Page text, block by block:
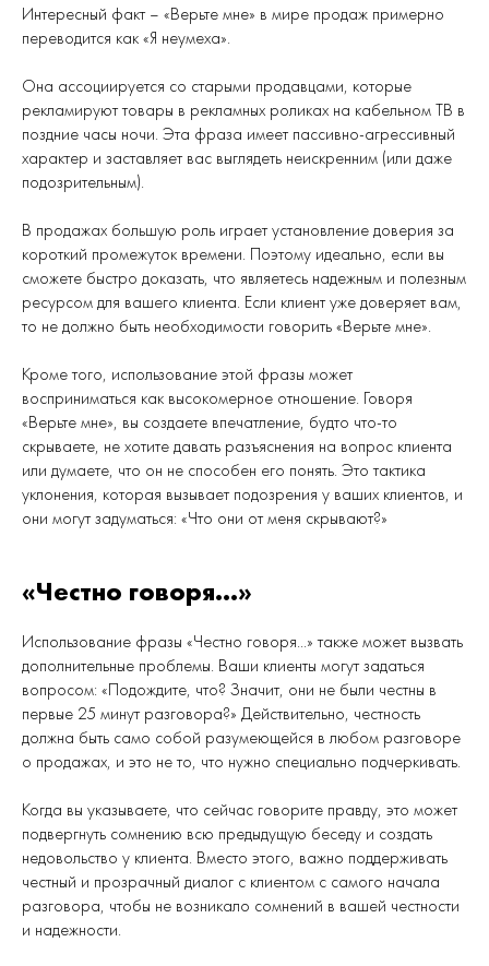
Интересный факт – «Верьте мне» в мире продаж примерно
переводится как «Я неумеха».
Она ассоциируется со старыми продавцами, которые
рекламируют товары в рекламных роликах на кабельном ТВ в
поздние часы ночи. Эта фраза имеет пассивно-агрессивный
характер и заставляет вас выглядеть неискренним (или даже
подозрительным).
В продажах большую роль играет установление доверия за
короткий промежуток времени. Поэтому идеально, если вы
сможете быстро доказать, что являетесь надежным и полезным
ресурсом для вашего клиента. Если клиент уже доверяет вам,
то не должно быть необходимости говорить «Верьте мне».
Кроме того, использование этой фразы может
восприниматься как высокомерное отношение. Говоря
«Верьте мне», вы создаете впечатление, будто что-то
скрываете, не хотите давать разъяснения на вопрос клиента
или думаете, что он не способен его понять. Это тактика
уклонения, которая вызывает подозрения у ваших клиентов, и
они могут задуматься: «Что они от меня скрывают?»
«Честно говоря...»
Использование фразы «Честно говоря...» также может вызвать
дополнительные проблемы. Ваши клиенты могут задаться
вопросом: «Подождите, что? Значит, они не были честны в
первые 25 минут разговора?» Действительно, честность
должна быть само собой разумеющейся в любом разговоре
о продажах, и это не то, что нужно специально подчеркивать.
Когда вы указываете, что сейчас говорите правду, это может
подвергнуть сомнению всю предыдущую беседу и создать
недовольство у клиента. Вместо этого, важно поддерживать
честный и прозрачный диалог с клиентом с самого начала
разговора, чтобы не возникало сомнений в вашей честности
и надежности.